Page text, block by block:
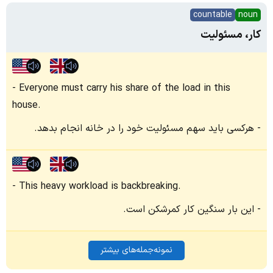
noun
countable
کار، مسئولیت
Everyone must carry his share of the load in this
house.
هرکسی باید سهم مسئولیت خود را در خانه انجام بدهد.
This heavy workload is backbreaking.
این بار سنگین کار کمرشکن است.
نمونه‌جمله‌های بیشتر